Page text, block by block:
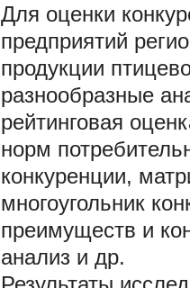
Для оценки
предприятий
продукции
разнообразные
рейтинговая
норм
конкуренции,
многоугольник
преимуществ и
анализ и др.